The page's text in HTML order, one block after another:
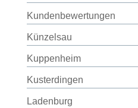
Kundenbewertungen
Künzelsau
Kuppenheim
Kusterdingen
Ladenburg